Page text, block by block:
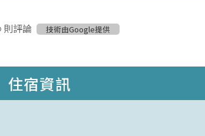
則評論 技術由Google提供
住宿資訊